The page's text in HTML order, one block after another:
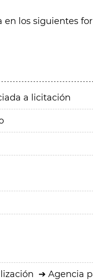
en los siguientes
a licitación
Agencia